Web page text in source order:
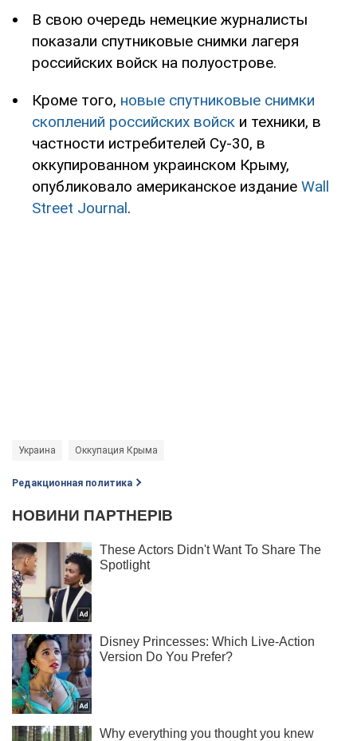
В свою очередь немецкие журналисты
показали спутниковые снимки лагеря
российских войск на полуострове.
Кроме того, новые спутниковые снимки
скоплений российских войск и техники, в
частности истребителей Су-30, в
оккупированном украинском Крыму,
опубликовало американское издание Wall
Street Journal.
Украина Оккупация Крыма
Редакционная политика